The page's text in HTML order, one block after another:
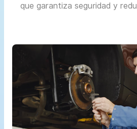
que garantiza seguridad y
parque automotor y a las
tránsito en cada región. El
Transportes y
Superintendencia de